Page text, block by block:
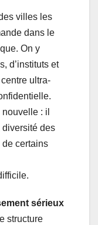
villes les
dans le
On y
d’instituts et
ultra-
: il
diversité des
certains
sérieux
structure